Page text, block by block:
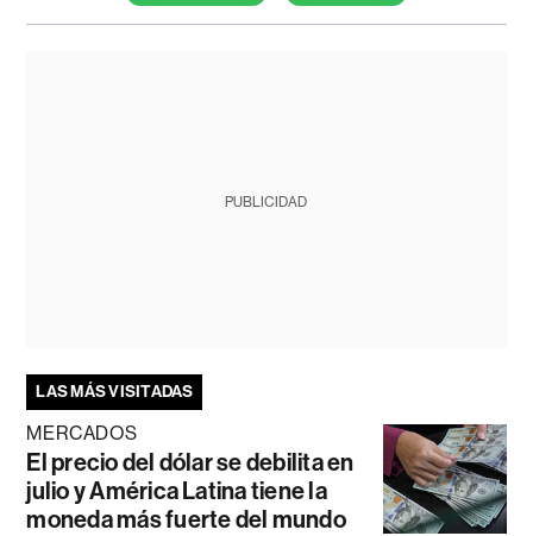
PUBLICIDAD
LAS MÁS VISITADAS
MERCADOS
El precio del dólar se debilita en
julio y América Latina tiene la
moneda más fuerte del mundo